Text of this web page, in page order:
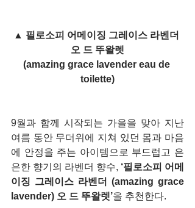
▲ 필로소피 어메이징 그레이스 라벤더
오 드 뚜왈렛
(amazing grace lavender eau de
toilette)
9월과 함께 시작되는 가을을 맞아 지난
여름 동안 무더위에 지쳐 있던 몸과 마음
에 안정을 주는 아이템으로 부드럽고 은
은한 향기의 라벤더 향수, ‘필로소피 어메
이징 그레이스 라벤더 (amazing grace
lavender) 오 드 뚜왈렛’을 추천한다.